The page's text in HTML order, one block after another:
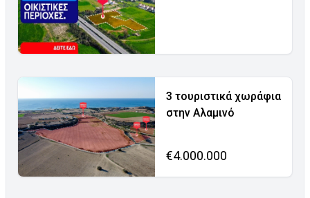
3 τουριστικά χωράφια
στην Αλαμινό
€4.000.000